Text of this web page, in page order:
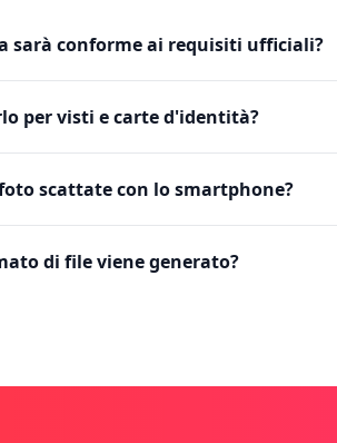
sarà conforme ai requisiti ufficiali?
per visti e carte d'identità?
scattate con lo smartphone?
di file viene generato?